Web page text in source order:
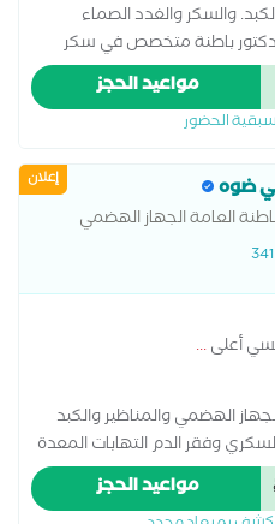
والسكر والغدد الصماء
باطنة متخصص في سكر
بالغين، باطنة عامة،
ومناظير اطفال
مواعيد الحجز
الحضور
إعلان ضوه
العامة الجهاز الهضمي
341
أعلى...
الهضمي والمناظير والكبد
وفقر الدم التهابات المعدة
امراض الجهاز الهضمي امراض
المريء سونار على البطن
مواعيد الحجز